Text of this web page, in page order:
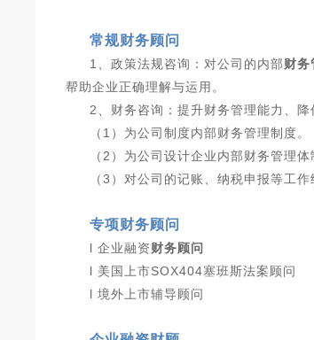
常规财务顾问
1、政策法规咨询：对公司的内部财务
帮助企业正确理解与运用。
2、财务咨询：提升财务管理能力、
（1）为公司制度内部财务管理制度。
（2）为公司设计企业内部财务管理体
（3）对公司的记账、纳税申报等工作
专项财务顾问
l 企业融资财务顾问
l 美国上市SOX404塞班斯法案顾问
l 境外上市辅导顾问